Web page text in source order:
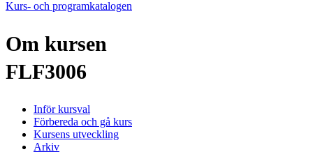
Kurs- och programkatalogen
Om kursen
FLF3006
Inför kursval
Förbereda och gå kurs
Kursens utveckling
Arkiv